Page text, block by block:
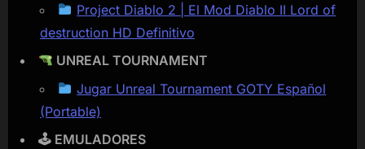
Project Diablo 2 | El Mod Diablo II Lord of
destruction HD Definitivo
UNREAL TOURNAMENT
Jugar Unreal Tournament GOTY Español
(Portable)
🕹 EMULADORES